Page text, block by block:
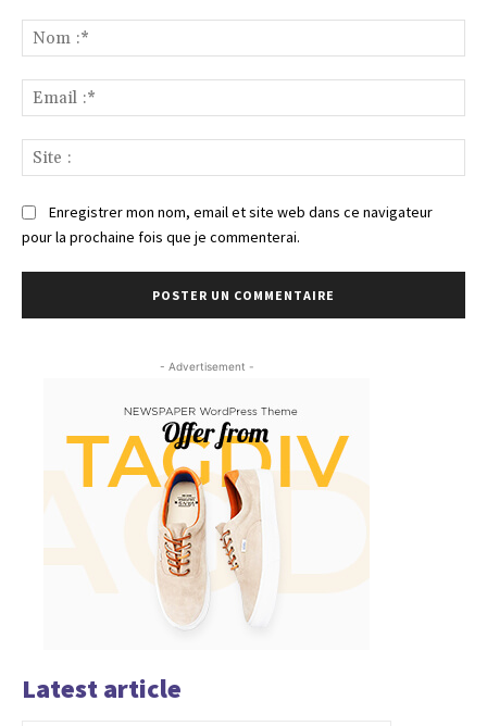
:*
:*
:
Enregistrer mon nom, email et site web dans ce navigateur
pour la prochaine fois que je commenterai.
- Advertisement -
Latest article